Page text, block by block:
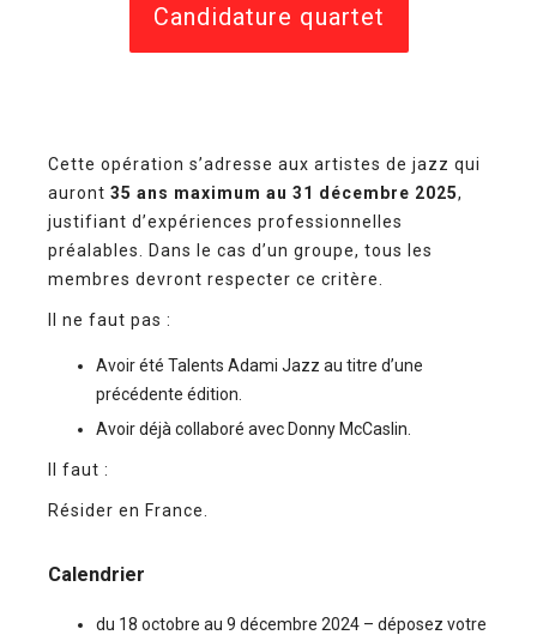
Candidature quartet
Cette opération s’adresse aux artistes de jazz qui
auront 35 ans maximum au 31 décembre 2025,
justifiant d’expériences professionnelles
préalables. Dans le cas d’un groupe, tous les
membres devront respecter ce critère.
Il ne faut pas :
Avoir été Talents Adami Jazz au titre d’une
précédente édition.
Avoir déjà collaboré avec Donny McCaslin.
Il faut :
Résider en France.
Calendrier
du 18 octobre au 9 décembre 2024 – déposez votre